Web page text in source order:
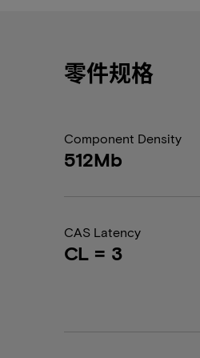
零件规格
Component Density
512Mb
CAS Latency
CL = 3